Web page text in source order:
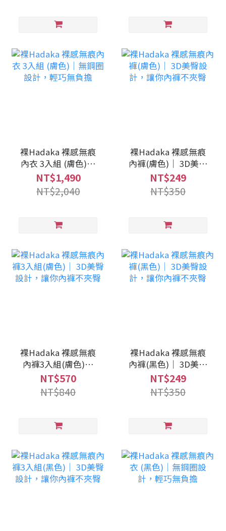
裸Hadaka 裸感無痕
內衣 3入組 (膚色)｜
無鋼圈設計，輕巧無
負擔
NT$1,490
NT$2,040
裸Hadaka 裸感無痕
內褲(膚色)｜ 3D美臀
設計，讓你內褲不夾
臀
NT$249
NT$350
裸Hadaka 裸感無痕
內褲3入組(膚色)｜
3D美臀設計，讓你內
褲不夾臀
NT$570
NT$840
裸Hadaka 裸感無痕
內褲(黑色)｜ 3D美臀
設計，讓你內褲不夾
臀
NT$249
NT$350